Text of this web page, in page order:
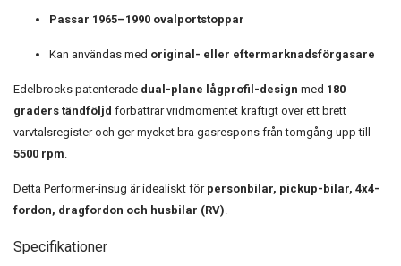
Passar 1965–1990 ovalportstoppar
Kan användas med original- eller eftermarknadsförgasare
Edelbrocks patenterade dual-plane lågprofil-design med 180
graders tändföljd förbättrar vridmomentet kraftigt över ett brett
varvtalsregister och ger mycket bra gasrespons från tomgång upp till
5500 rpm.
Detta Performer-insug är idealiskt för personbilar, pickup-bilar, 4x4-
fordon, dragfordon och husbilar (RV).
Specifikationer